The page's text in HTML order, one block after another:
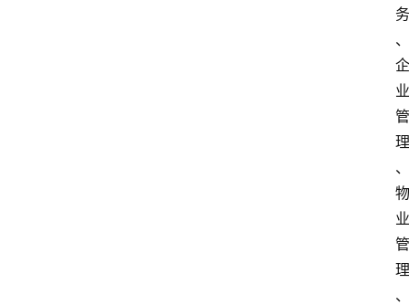
务
、
企
业
管
理
、
物
业
管
理
、